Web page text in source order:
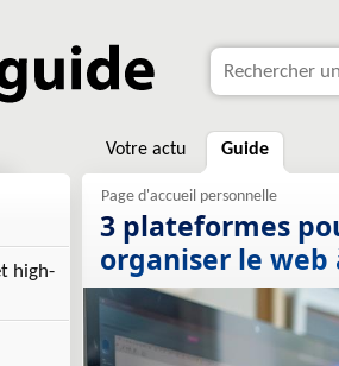
high-
Votre actu Guide
3 plateformes
organiser le web